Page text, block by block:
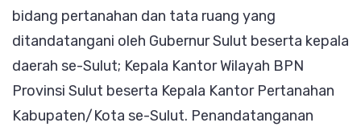
bidang pertanahan dan tata ruang yang
ditandatangani oleh Gubernur Sulut beserta kepala
daerah se-Sulut; Kepala Kantor Wilayah BPN
Provinsi Sulut beserta Kepala Kantor Pertanahan
Kabupaten/Kota se-Sulut. Penandatanganan